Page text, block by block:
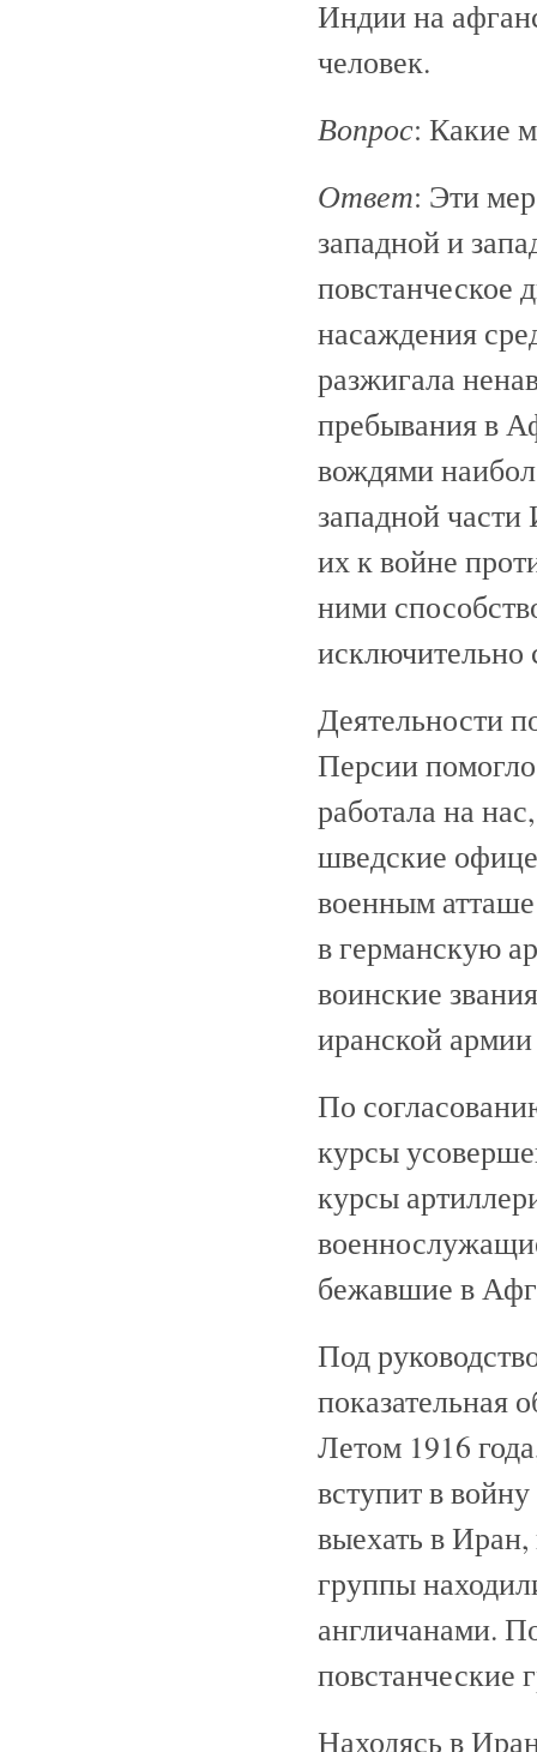
Индии на
человек.
Вопрос: Какие
Ответ: Эти
западной и
повстанческое
насаждения
разжигала
пребывания в
вождями
западной
их к войне
ними
исключительно
Деятельности
Персии
работала на
шведские
военным
в германскую
воинские
иранской
По
курсы
курсы
бежавшие в
Под
показательная
Летом 1916
вступит в
выехать в
группы
англичанами.
повстанческие
Находясь в